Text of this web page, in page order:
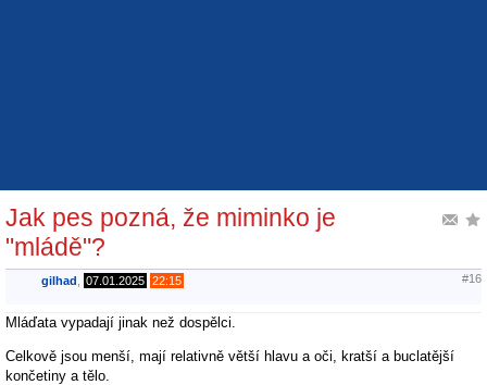
Jak pes pozná, že miminko je
"mládě"?
gilhad 07.01.2025 22:15 #16
Mláďata vypadají jinak než dospělci.
Celkově jsou menší, mají relativně větší hlavu a oči, kratší a buclatější
končetiny a tělo.